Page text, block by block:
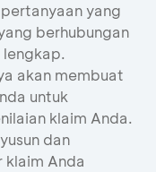
yang
berhubungan
lengkap.
akan membuat
untuk
klaim Anda.
dan
klaim Anda